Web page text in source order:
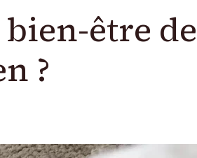
être de
?